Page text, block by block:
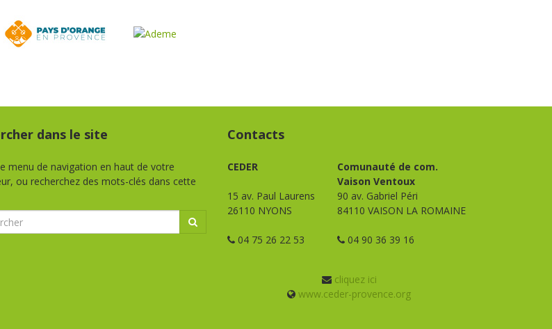
dans le site
menu de navigation en haut de votre
ou recherchez des mots-clés dans cette
Contacts
CEDER
15 av. Paul Laurens
26110 NYONS
04 75 26 22 53
Comunauté de com.
Vaison Ventoux
90 av. Gabriel Péri
84110 VAISON LA ROMAINE
04 90 36 39 16
cliquez ici
www.ceder-provence.org